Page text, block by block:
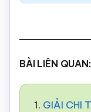
BÀI LIÊN QUAN:
1. GIẢI CHI